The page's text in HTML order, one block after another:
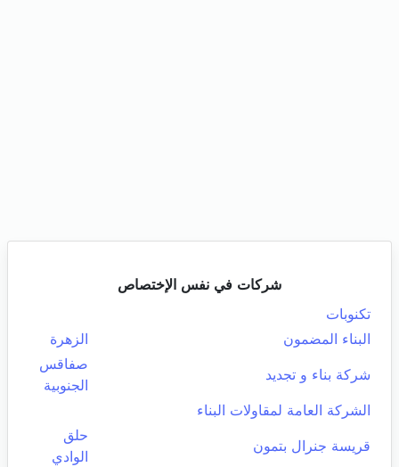
شركات في نفس الإختصاص
تكنوبات
البناء المضمون
الزهرة
شركة بناء و تجديد
صفاقس
الجنوبية
الشركة العامة لمقاولات البناء
قريسة جنرال بتمون
حلق
الوادي